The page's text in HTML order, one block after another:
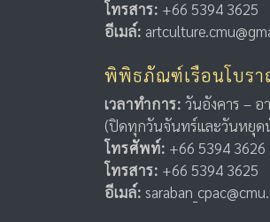
โทรสาร: +66 5394 3625
อีเมล์:
พิพิธภัณฑ์เรือนโบรา
เวลาทำการ: วันอังคาร – อ
(ปิดทุกวันจันทร์และวันหยุ
โทรศัพท์: +66 5394 3626
โทรสาร: +66 5394 3625
อีเมล์: